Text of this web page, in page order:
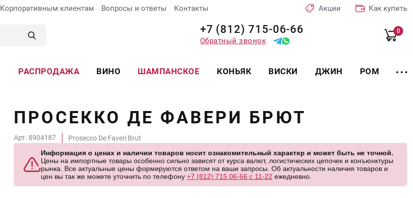
Корпоративным клиентам Вопросы и ответы Контакты Акции Как купить
+7 (812) 715-06-66
Обратный звонок
0
РАСПРОДАЖА ВИНО ШАМПАНСКОЕ КОНЬЯК ВИСКИ ДЖИН РОМ
ПРОСЕККО ДЕ ФАВЕРИ БРЮТ
Арт. 8904187
Prosecco De Faveri Brut
Информация о ценах и наличии товаров носит ознакомительный характер и может быть не точной.
Цены на импортные товары особенно сильно зависят от курса валют, логистических цепочек и конъюнктуры
рынка. Все актуальные цены формируются ответом на ваши запросы. Об актуальности наличия товаров и
цен вы так же можете уточнить по телефону +7 (812) 715 06-66 с 11-22 ежедневно.